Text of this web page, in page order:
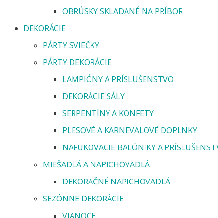
OBRÚSKY SKLADANÉ NA PRÍBOR
DEKORÁCIE
PÁRTY SVIEČKY
PÁRTY DEKORÁCIE
LAMPIÓNY A PRÍSLUŠENSTVO
DEKORÁCIE SÁLY
SERPENTÍNY A KONFETY
PLESOVÉ A KARNEVALOVÉ DOPLNKY
NAFUKOVACIE BALÓNIKY A
MIEŠADLÁ A NAPICHOVADLÁ
DEKORAČNÉ NAPICHOVADLÁ
SEZÓNNE DEKORÁCIE
VIANOCE